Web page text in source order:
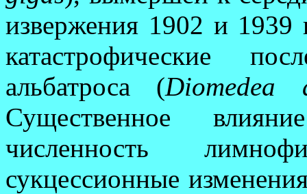
извержения 1902 и 1939
катастрофические
альбатроса (Diomedea
Существенное
численность
сукцессионные